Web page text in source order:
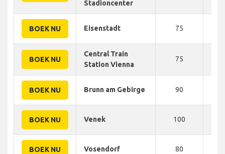
Stadioncenter
BOEK NU Eisenstadt 75
BOEK NU
Central Train
Station Vienna
75
BOEK NU Brunn am Gebirge 90
BOEK NU Venek 100
BOEK NU Vosendorf 80